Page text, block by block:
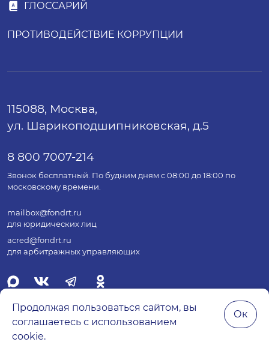
ГЛОССАРИЙ
ПРОТИВОДЕЙСТВИЕ КОРРУПЦИИ
115088, Москва,
ул. Шарикоподшипниковская, д.5
8 800 7007-214
Звонок бесплатный. По будним дням с 08:00 до 18:00 по
московскому времени.
mailbox@fondrt.ru
для юридических лиц
acred@fondrt.ru
для арбитражных управляющих
© 2026 Все права защищены.
Продолжая пользоваться сайтом, вы
соглашаетесь с использованием
cookie.
Ок